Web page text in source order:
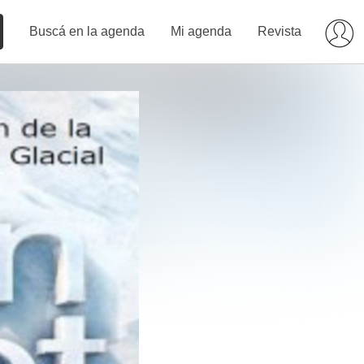
Buscá en la agenda Mi agenda Revista